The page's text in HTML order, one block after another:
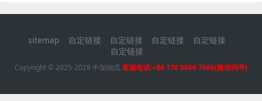
sitemap 自定链接 自定链接 自定链接
自定链接
自定链接
Copyright © 2025-2028 中加物流客服电话:+86 176 0066 7666(微信同号)